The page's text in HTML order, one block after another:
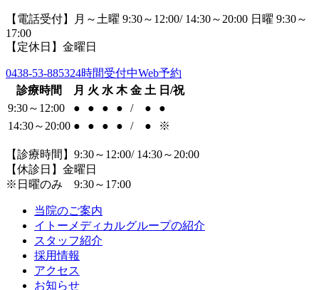
【電話受付】月～土曜 9:30～12:00/ 14:30～20:00 日曜 9:30～
17:00
【定休日】金曜日
0438-53-885324時間受付中Web予約
診療時間
月 火 水 木 金 土 日/祝
9:30～12:00
● ● ● ● / ●
●
14:30～20:00 ● ● ● ● / ● ※
【診療時間】9:30～12:00/ 14:30～20:00
【休診日】金曜日
※日曜のみ 9:30～17:00
当院のご案内
イトーメディカルグループの紹介
スタッフ紹介
採用情報
アクセス
お知らせ